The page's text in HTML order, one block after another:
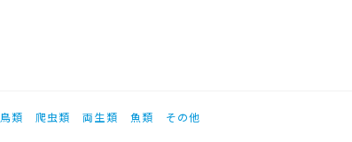
鳥類 爬虫類 両生類 魚類 その他